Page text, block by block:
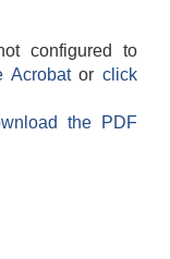
configured to
Acrobatorclick
the PDF